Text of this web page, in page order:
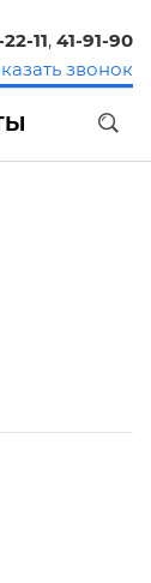
11, 41-91-90
звонок